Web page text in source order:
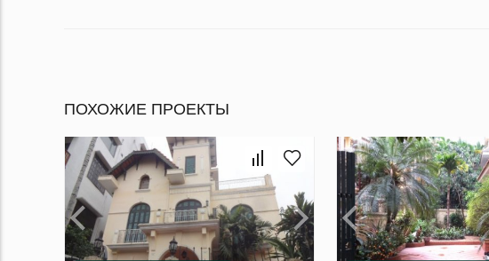
ПОХОЖИЕ ПРОЕКТЫ